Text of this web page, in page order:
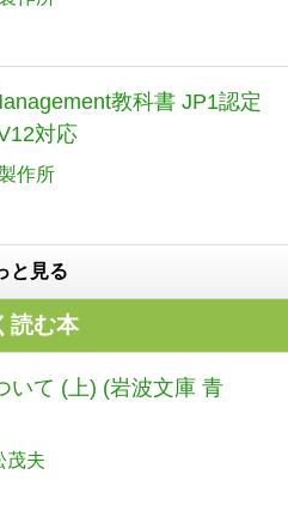
教科書 JP1認定
対応
作所
と見る
読む本
いて (上) (岩波文庫 青
茂夫